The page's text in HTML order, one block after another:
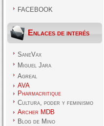
FACEBOOK
Enlaces de interés
SaneVax
Miguel Jara
Agreal
AVA
Pharmacritique
Cultura, poder y feminismo
Archer MDB
Blog de Mino